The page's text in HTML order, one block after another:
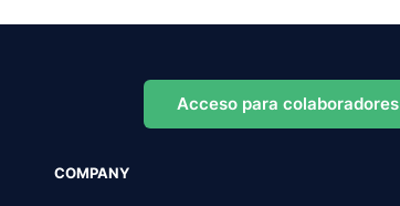
Acceso para colaboradores
COMPANY